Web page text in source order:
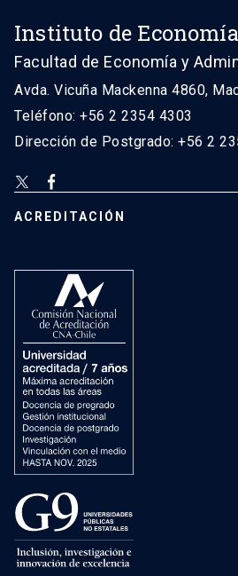
Instituto de Economía
Facultad de Economía y
Avda. Vicuña Mackenna 4860,
Teléfono: +56 2 2354 4303
Dirección de Postgrado: +56 2
ACREDITACIÓN